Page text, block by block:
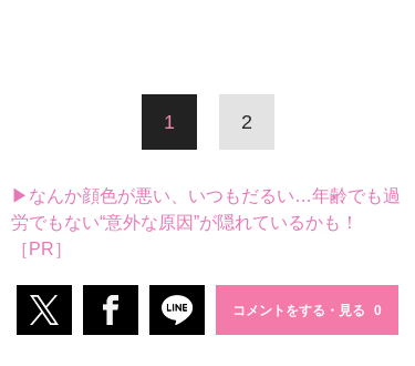
1 2
▶なんか顔色が悪い、いつもだるい…年齢でも過
労でもない“意外な原因”が隠れているかも！
［PR］
コメントをする・見る